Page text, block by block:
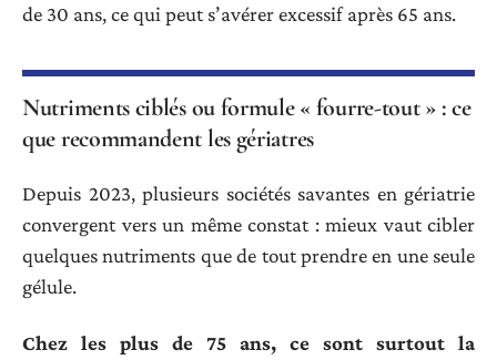
de 30 ans, ce qui peut s’avérer excessif après 65 ans.
Nutriments ciblés ou formule « fourre-tout » : ce
que recommandent les gériatres
Depuis 2023, plusieurs sociétés savantes en gériatrie
convergent vers un même constat : mieux vaut cibler
quelques nutriments que de tout prendre en une seule
gélule.
Chez les plus de 75 ans, ce sont surtout la